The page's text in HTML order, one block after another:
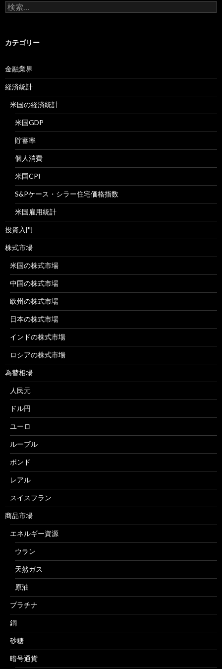
検
索:
カテゴリー
金融業界
経済統計
米国の経済統計
米国GDP
貯蓄率
個人消費
米国CPI
S&Pケース・シラー住宅価格指数
米国雇用統計
投資入門
株式市場
米国の株式市場
中国の株式市場
欧州の株式市場
日本の株式市場
インドの株式市場
ロシアの株式市場
為替相場
人民元
ドル円
ユーロ
ルーブル
ポンド
レアル
スイスフラン
商品市場
エネルギー資源
ウラン
天然ガス
原油
プラチナ
銅
砂糖
暗号通貨